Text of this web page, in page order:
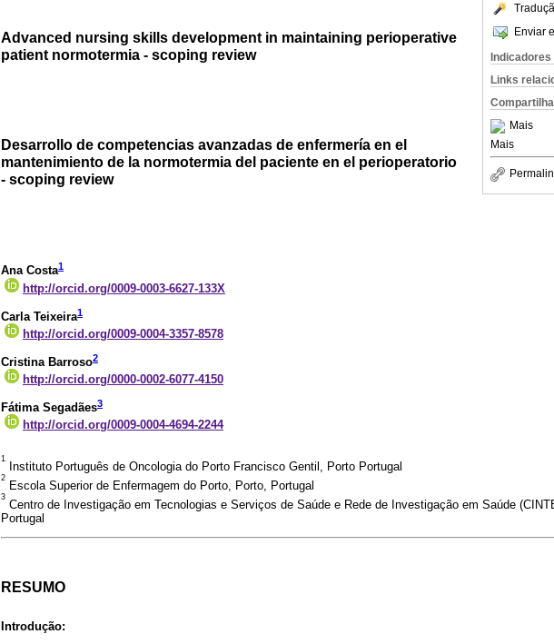
Enviar
Indicadores
Links
Mais
Mais
Advanced nursing skills development in maintaining perioperative
patient normotermia - scoping review
Desarrollo de competencias avanzadas de enfermería en el
mantenimiento de la normotermia del paciente en el perioperatorio
- scoping review
Ana Costa1
http://orcid.org/0009-0003-6627-133X
Carla Teixeira1
http://orcid.org/0009-0004-3357-8578
Cristina Barroso2
http://orcid.org/0000-0002-6077-4150
Fátima Segadães3
http://orcid.org/0009-0004-4694-2244
1
Instituto Português de Oncologia do Porto Francisco Gentil, Porto Portugal
2
Escola Superior de Enfermagem do Porto, Porto, Portugal
3
Centro de Investigação em Tecnologias e Serviços de Saúde e Rede de Investigação em Saúde
Portugal
RESUMO
Introdução: